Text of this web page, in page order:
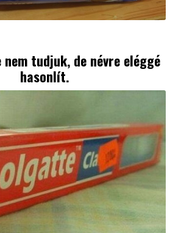
tudjuk, de névre eléggé
hasonlít.